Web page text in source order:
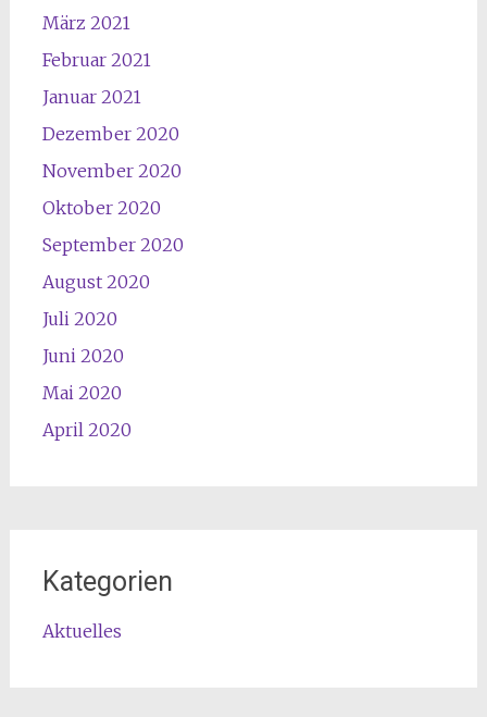
März 2021
Februar 2021
Januar 2021
Dezember 2020
November 2020
Oktober 2020
September 2020
August 2020
Juli 2020
Juni 2020
Mai 2020
April 2020
Kategorien
Aktuelles